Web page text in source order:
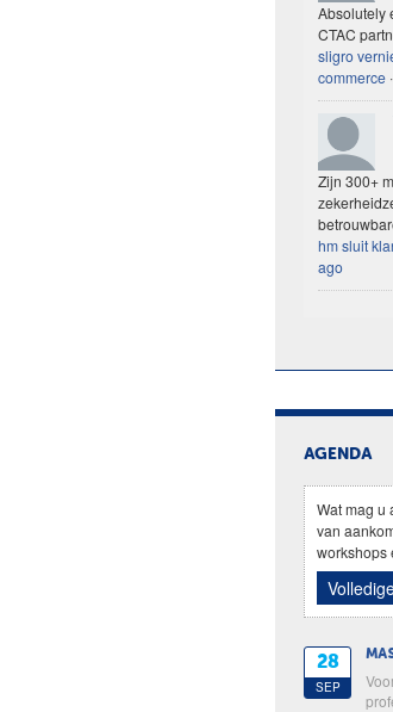
Absolutely
CTAC
sligro
commerce ·
Zijn 300+
hm sluit
ago
AGENDA
Wat mag u
van
workshops
28
SEP